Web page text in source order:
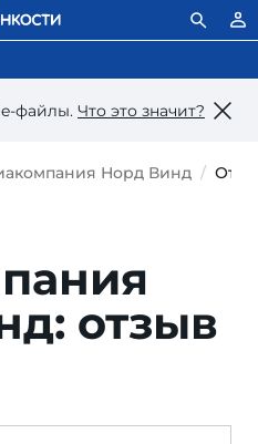
файлы. Что это значит?
Норд Винд
отзыв